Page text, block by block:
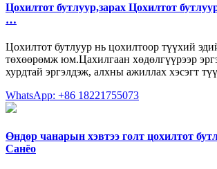
Цохилтот бутлуур,зарах Цохилтот
…
Цохилтот бутлуур нь цохилтоор түүхий
төхөөрөмж юм.Цахилгаан хөдөлгүүрээр
хурдтай эргэлдэж, алхны ажиллах хэсэгт
WhatsApp: +86 18221755073
Өндөр чанарын хэвтээ голт цохилтот
Санёо